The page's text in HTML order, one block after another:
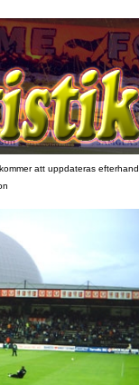
att uppdateras efterhand.